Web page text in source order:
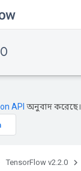
API অনুবাদ করেছে।
TensorFlow v2.2.0